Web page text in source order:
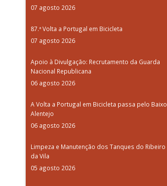
07 agosto 2026
87.ª Volta a Portugal em Bicicleta
07 agosto 2026
Apoio à Divulgação: Recrutamento da Guarda
Nacional Republicana
06 agosto 2026
A Volta a Portugal em Bicicleta passa pelo Baixo
Alentejo
06 agosto 2026
Limpeza e Manutenção dos Tanques do Ribeiro
da Vila
05 agosto 2026